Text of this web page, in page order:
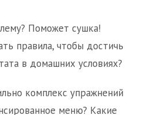
Поможет сушка!
правила, чтобы достичь
в домашних условиях?
комплекс упражнений
меню? Какие